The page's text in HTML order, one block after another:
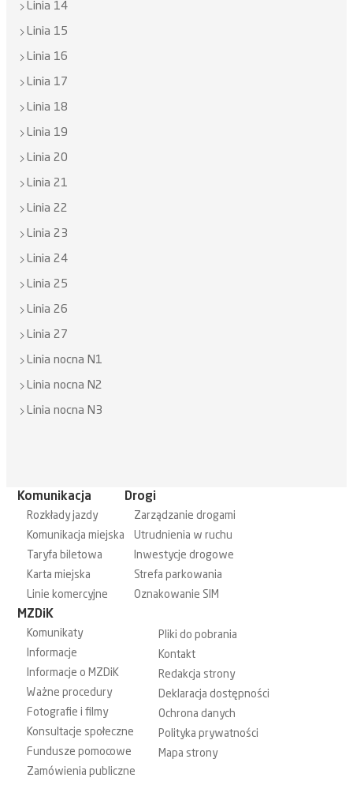
Linia 14
Linia 15
Linia 16
Linia 17
Linia 18
Linia 19
Linia 20
Linia 21
Linia 22
Linia 23
Linia 24
Linia 25
Linia 26
Linia 27
Linia nocna N1
Linia nocna N2
Linia nocna N3
Komunikacja
Rozkłady jazdy
Komunikacja miejska
Taryfa biletowa
Karta miejska
Linie komercyjne
Drogi
Zarządzanie drogami
Utrudnienia w ruchu
Inwestycje drogowe
Strefa parkowania
Oznakowanie SIM
MZDiK
Komunikaty
Informacje
Informacje o MZDiK
Ważne procedury
Fotografie i filmy
Konsultacje społeczne
Fundusze pomocowe
Zamówienia publiczne
Pliki do pobrania
Kontakt
Redakcja strony
Deklaracja dostępności
Ochrona danych
Polityka prywatności
Mapa strony